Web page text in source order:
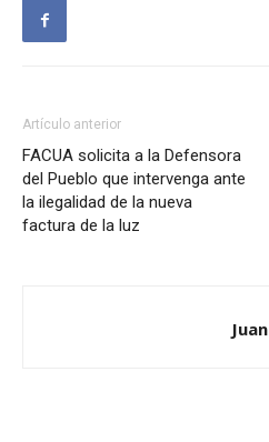
Artículo anterior
FACUA solicita a la Defensora
del Pueblo que intervenga ante
la ilegalidad de la nueva
factura de la luz
Juan